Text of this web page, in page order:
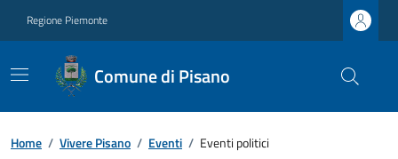
Regione Piemonte
Comune di Pisano
Home / Vivere Pisano / Eventi / Eventi politici